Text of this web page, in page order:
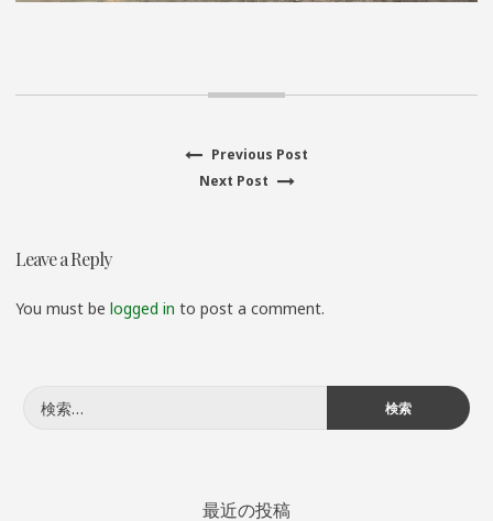
ナ
ビ
Previous Post
Next Post
Next
Leave a Reply
You must be logged in to post a comment.
索:
最近の投稿